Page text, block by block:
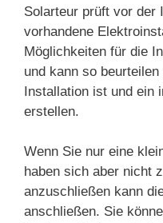
Solarteur prüft vor der
vorhandene
Möglichkeiten für die
und kann so
Installation ist und ein
erstellen.
Wenn Sie nur eine
haben sich aber nicht
anzuschließen kann
anschließen. Sie